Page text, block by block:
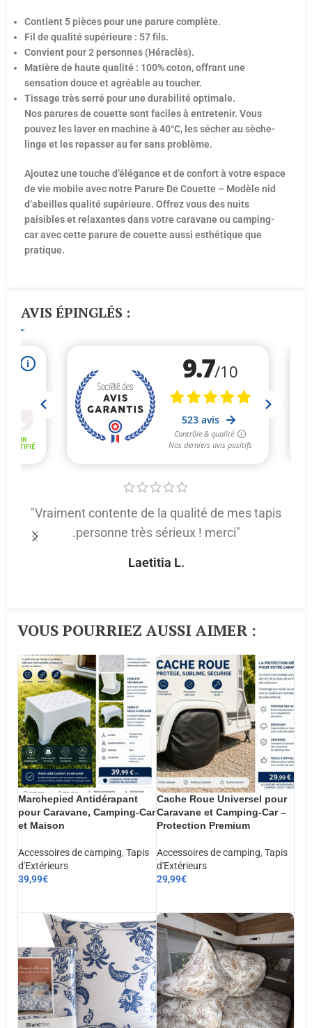
Contient 5 pièces pour une parure complète.
Fil de qualité supérieure : 57 fils.
Convient pour 2 personnes (Héraclès).
Matière de haute qualité : 100% coton, offrant une
sensation douce et agréable au toucher.
Tissage très serré pour une durabilité optimale.
Nos parures de couette sont faciles à entretenir. Vous
pouvez les laver en machine à 40°C, les sécher au sèche-
linge et les repasser au fer sans problème.
Ajoutez une touche d’élégance et de confort à votre espace
de vie mobile avec notre Parure De Couette – Modèle nid
d’abeilles qualité supérieure. Offrez vous des nuits
paisibles et relaxantes dans votre caravane ou camping-
car avec cette parure de couette aussi esthétique que
pratique.
AVIS ÉPINGLÉS :
"Vraiment contente de la qualité de mes tapis
.personne très sérieux ! merci"
Laetitia L.
VOUS POURRIEZ AUSSI AIMER :​
Marchepied Antidérapant
pour Caravane, Camping-Car
et Maison
Accessoires de camping, Tapis
d'Extérieurs
39,99€
Cache Roue Universel pour
Caravane et Camping-Car –
Protection Premium
Accessoires de camping, Tapis
d'Extérieurs
29,99€